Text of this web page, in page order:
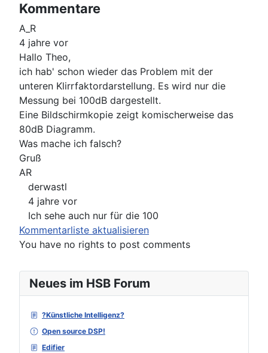
Neues im HSB Forum
?Künstliche Intelligenz?
Open source DSP!
Edifier
Kommentare
A_R
4 jahre vor
Hallo Theo,
ich hab' schon wieder das Problem mit der
unteren Klirrfaktordarstellung. Es wird nur die
Messung bei 100dB dargestellt.
Eine Bildschirmkopie zeigt komischerweise das
80dB Diagramm.
Was mache ich falsch?
Gruß
AR
derwastl
4 jahre vor
Ich sehe auch nur für die 100
Kommentarliste aktualisieren
You have no rights to post comments